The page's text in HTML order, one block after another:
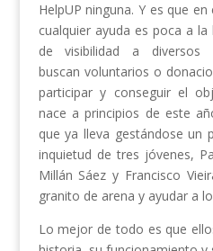
HelpUP ninguna. Y es que
cualquier ayuda es poca a
de visibilidad a diversos
buscan voluntarios o
participar y conseguir el
nace a principios de este
que ya lleva gestándose
inquietud de tres jóvenes,
Millán Sáez y Francisco
granito de arena y ayudar a
Lo mejor de todo es que